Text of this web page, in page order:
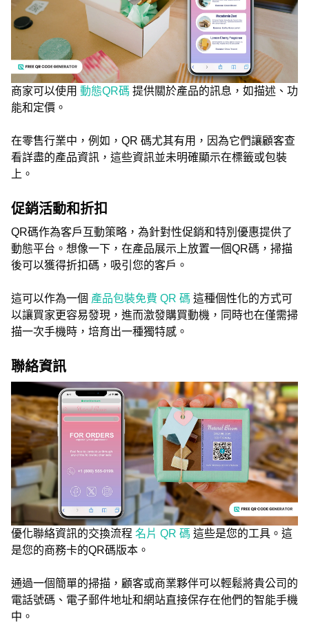
商家可以使用 動態QR碼 提供關於產品的訊息，如描述、功
能和定價。
在零售行業中，例如，QR 碼尤其有用，因為它們讓顧客查
看詳盡的產品資訊，這些資訊並未明確顯示在標籤或包裝
上。
促銷活動和折扣
QR碼作為客戶互動策略，為針對性促銷和特別優惠提供了
動態平台。想像一下，在產品展示上放置一個QR碼，掃描
後可以獲得折扣碼，吸引您的客戶。
這可以作為一個 產品包裝免費 QR 碼 這種個性化的方式可
以讓買家更容易發現，進而激發購買動機，同時也在僅需掃
描一次手機時，培育出一種獨特感。
聯絡資訊
優化聯絡資訊的交換流程 名片 QR 碼 這些是您的工具。這
是您的商務卡的QR碼版本。
通過一個簡單的掃描，顧客或商業夥伴可以輕鬆將貴公司的
電話號碼、電子郵件地址和網站直接保存在他們的智能手機
中。